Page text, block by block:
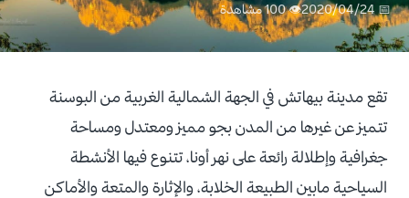
📅 2020/04/24 👁 100 مشاهدة
تقع مدينة بيهاتش في الجهة الشمالية الغربية من البوسنة
تتميز عن غيرها من المدن بجو مميز ومعتدل ومساحة
جغرافية وإطلالة رائعة على نهر أونا، تتنوع فيها الأنشطة
السياحية مابين الطبيعة الخلابة، والإثارة والمتعة والأماكن